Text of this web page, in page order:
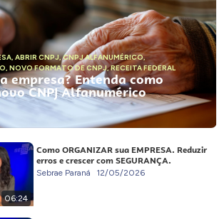
, ABRIR CNPJ,CNPJ ALFANUMÉRICO,
, NOVO FORMATO DE CNPJ,RECEITA FEDERAL
empresa? Entenda como
CNPJ Alfanumérico
06:24
Como ORGANIZAR sua EMPRESA. Reduzir
erros e crescer com SEGURANÇA.
Sebrae Paraná 12/05/2026